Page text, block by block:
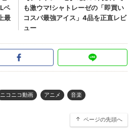
ニコニコ動画 アニメ 音楽
ページの先頭へ